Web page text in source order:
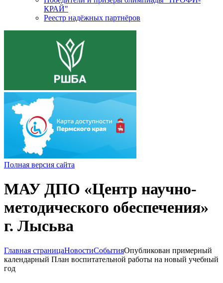
КРАЙ"
Реестр надёжных партнёров
Полная версия сайта
МАУ ДПО «Центр научно-
методического обеспечения»
г. Лысьва
Главная страницаНовостиСобытияОпубликован примерный
календарный План воспитательной работы на новый учебный
год